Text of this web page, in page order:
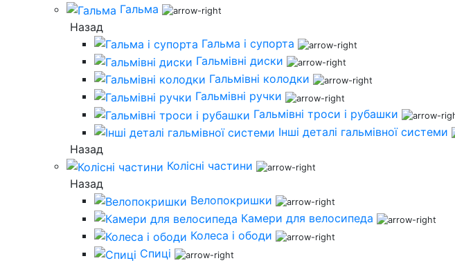
Гальма
Назад
Гальма і супорта
Гальмівні диски
Гальмівні колодки
Гальмівні ручки
Гальмівні троси і рубашки
Інші деталі гальмівної системи
Назад
Колісні частини
Назад
Велопокришки
Камери для велосипеда
Колеса і ободи
Спиці